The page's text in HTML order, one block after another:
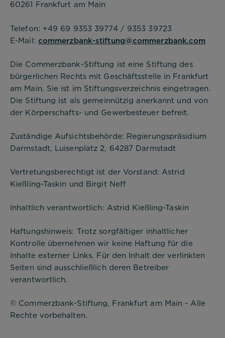
60261 Frankfurt am Main
Telefon: +49 69 9353 39774 / 9353 39723
E-Mail: commerzbank-stiftung@commerzbank.com
Die Commerzbank-Stiftung ist eine Stiftung des
bürgerlichen Rechts mit Geschäftsstelle in Frankfurt
am Main. Sie ist im Stiftungsverzeichnis eingetragen.
Die Stiftung ist als gemeinnützig anerkannt und von
der Körperschafts- und Gewerbesteuer befreit.
Zuständige Aufsichtsbehörde: Regierungspräsidium
Darmstadt, Luisenplatz 2, 64287 Darmstadt
Vertretungsberechtigt ist der Vorstand: Astrid
Kießling-Taskin und Birgit Neff
Inhaltlich verantwortlich: Astrid Kießling-Taskin
Haftungshinweis: Trotz sorgfältiger inhaltlicher
Kontrolle übernehmen wir keine Haftung für die
Inhalte externer Links. Für den Inhalt der verlinkten
Seiten sind ausschließlich deren Betreiber
verantwortlich.
© Commerzbank-Stiftung, Frankfurt am Main - Alle
Rechte vorbehalten.
Notwendig